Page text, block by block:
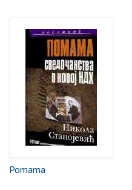
Pomama